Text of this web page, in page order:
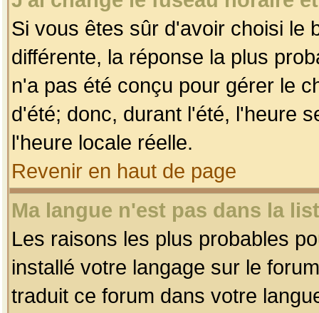
Si vous êtes sûr d'avoir choisi le
différente, la réponse la plus
n'a pas été conçu pour gérer le
d'été; donc, durant l'été, l'heure
l'heure locale réelle.
Revenir en haut de page
Ma langue n'est pas dans la
Les raisons les plus probables
installé votre langage sur le
traduit ce forum dans votre